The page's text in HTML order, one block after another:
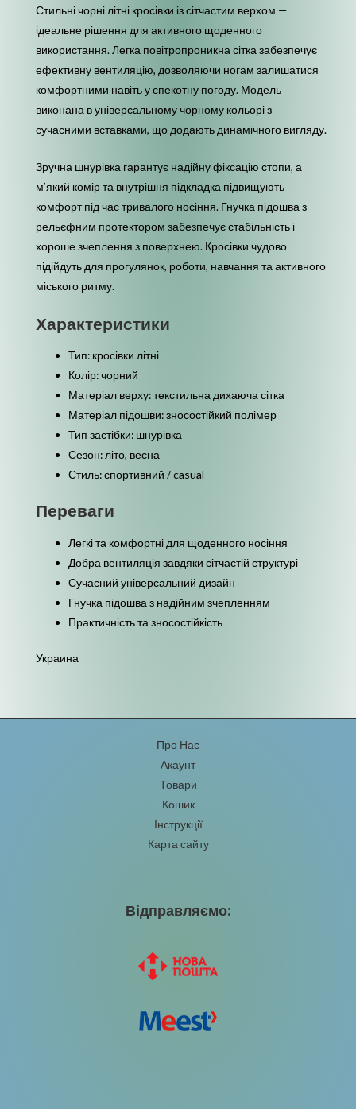
Стильні чорні літні кросівки із сітчастим верхом —
ідеальне рішення для активного щоденного
використання. Легка повітропроникна сітка забезпечує
ефективну вентиляцію, дозволяючи ногам залишатися
комфортними навіть у спекотну погоду. Модель
виконана в універсальному чорному кольорі з
сучасними вставками, що додають динамічного вигляду.
Зручна шнурівка гарантує надійну фіксацію стопи, а
м’який комір та внутрішня підкладка підвищують
комфорт під час тривалого носіння. Гнучка підошва з
рельєфним протектором забезпечує стабільність і
хороше зчеплення з поверхнею. Кросівки чудово
підійдуть для прогулянок, роботи, навчання та активного
міського ритму.
Характеристики
Тип: кросівки літні
Колір: чорний
Матеріал верху: текстильна дихаюча сітка
Матеріал підошви: зносостійкий полімер
Тип застібки: шнурівка
Сезон: літо, весна
Стиль: спортивний / casual
Переваги
Легкі та комфортні для щоденного носіння
Добра вентиляція завдяки сітчастій структурі
Сучасний універсальний дизайн
Гнучка підошва з надійним зчепленням
Практичність та зносостійкість
Украина
Про Нас
Акаунт
Товари
Кошик
Інструкції
Карта сайту
Відправляємо: